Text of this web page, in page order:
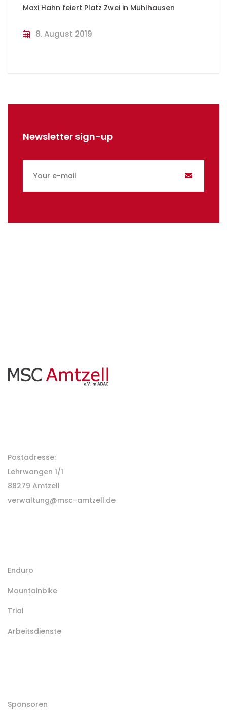
Maxi Hahn feiert Platz Zwei in Mühlhausen
8. August 2019
Newsletter sign-up
Postadresse:
Lehrwangen 1/1
88279 Amtzell
verwaltung@msc-amtzell.de
Enduro
Mountainbike
Trial
Arbeitsdienste
Sponsoren